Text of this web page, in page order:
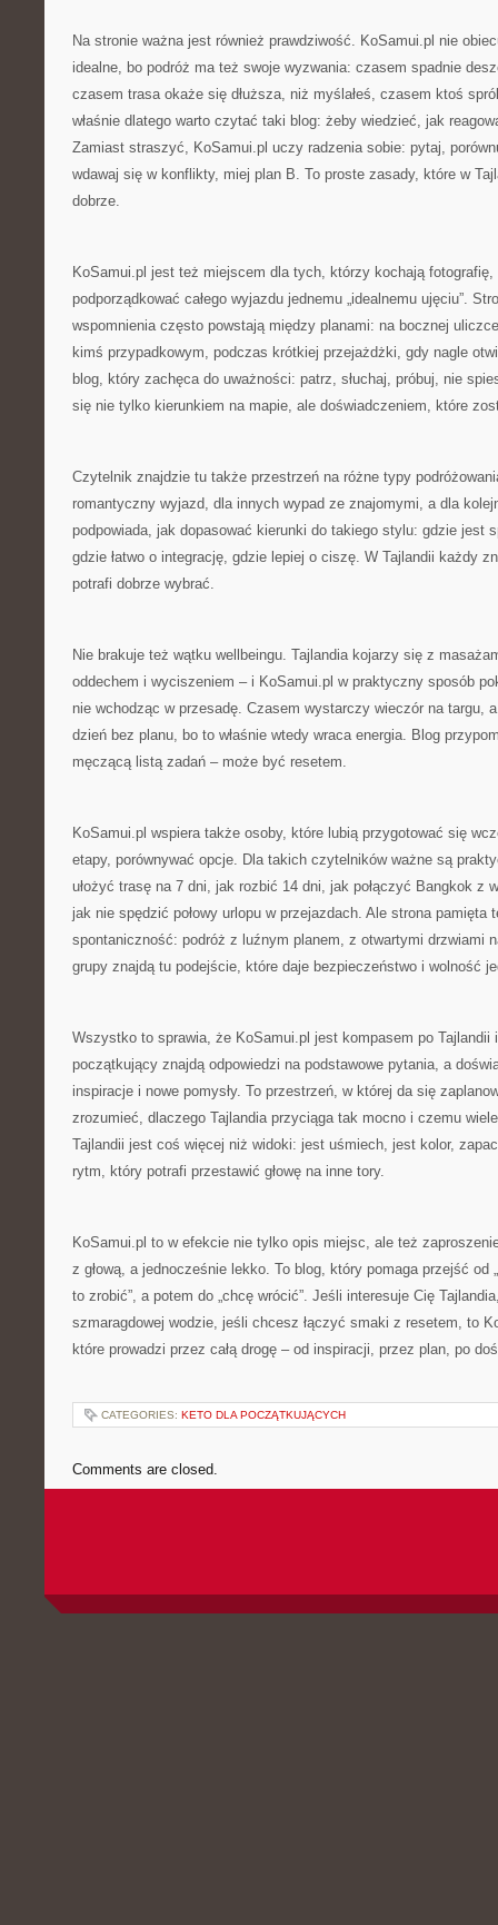
Na stronie ważna jest również prawdziwość. KoSamui.pl nie
idealne, bo podróż ma też swoje wyzwania: czasem spadnie
czasem trasa okaże się dłuższa, niż myślałeś, czasem ktoś
właśnie dlatego warto czytać taki blog: żeby wiedzieć, jak
Zamiast straszyć, KoSamui.pl uczy radzenia sobie: pytaj,
wdawaj się w konflikty, miej plan B. To proste zasady, które w
dobrze.
KoSamui.pl jest też miejscem dla tych, którzy kochają fotografię,
podporządkować całego wyjazdu jednemu „idealnemu ujęciu”.
wspomnienia często powstają między planami: na bocznej
kimś przypadkowym, podczas krótkiej przejażdżki, gdy nagle
blog, który zachęca do uważności: patrz, słuchaj, próbuj, nie
się nie tylko kierunkiem na mapie, ale doświadczeniem, które
Czytelnik znajdzie tu także przestrzeń na różne typy
romantyczny wyjazd, dla innych wypad ze znajomymi, a dla
podpowiada, jak dopasować kierunki do takiego stylu: gdzie jest
gdzie łatwo o integrację, gdzie lepiej o ciszę. W Tajlandii każdy
potrafi dobrze wybrać.
Nie brakuje też wątku wellbeingu. Tajlandia kojarzy się z
oddechem i wyciszeniem – i KoSamui.pl w praktyczny sposób
nie wchodząc w przesadę. Czasem wystarczy wieczór na targu,
dzień bez planu, bo to właśnie wtedy wraca energia. Blog
męczącą listą zadań – może być resetem.
KoSamui.pl wspiera także osoby, które lubią przygotować się
etapy, porównywać opcje. Dla takich czytelników ważne są
ułożyć trasę na 7 dni, jak rozbić 14 dni, jak połączyć Bangkok z
jak nie spędzić połowy urlopu w przejazdach. Ale strona pamięta
spontaniczność: podróż z luźnym planem, z otwartymi drzwiami
grupy znajdą tu podejście, które daje bezpieczeństwo i wolność
Wszystko to sprawia, że KoSamui.pl jest kompasem po Tajlandii
początkujący znajdą odpowiedzi na podstawowe pytania, a
inspiracje i nowe pomysły. To przestrzeń, w której da się
zrozumieć, dlaczego Tajlandia przyciąga tak mocno i czemu
Tajlandii jest coś więcej niż widoki: jest uśmiech, jest kolor,
rytm, który potrafi przestawić głowę na inne tory.
KoSamui.pl to w efekcie nie tylko opis miejsc, ale też
z głową, a jednocześnie lekko. To blog, który pomaga przejść od
to zrobić”, a potem do „chcę wrócić”. Jeśli interesuje Cię
szmaragdowej wodzie, jeśli chcesz łączyć smaki z resetem, to
które prowadzi przez całą drogę – od inspiracji, przez plan, po
CATEGORIES: KETO DLA POCZĄTKUJĄCYCH
Comments are closed.